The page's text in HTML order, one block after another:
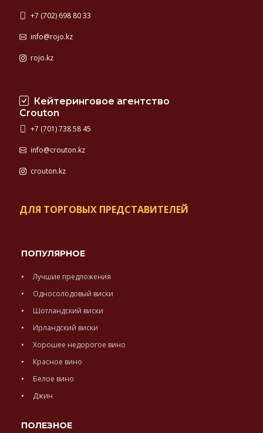
+7 (702) 698 80 33
info@rojo.kz
rojo.kz
Кейтеринговое агентство
Crouton
+7 (701) 738 58 45
info@crouton.kz
crouton.kz
ДЛЯ ТОРГОВЫХ ПРЕДСТАВИТЕЛЕЙ
ПОПУЛЯРНОЕ
Лучшие предложения
Односолодовый виски
Шотландский виски
Ирландский виски
Хорошее недорогое вино
Красное вино
Белое вино
Джин
ПОЛЕЗНОЕ